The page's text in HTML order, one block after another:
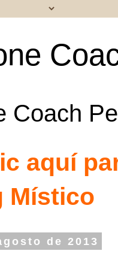
Coach
aquí
Místico
de 2013